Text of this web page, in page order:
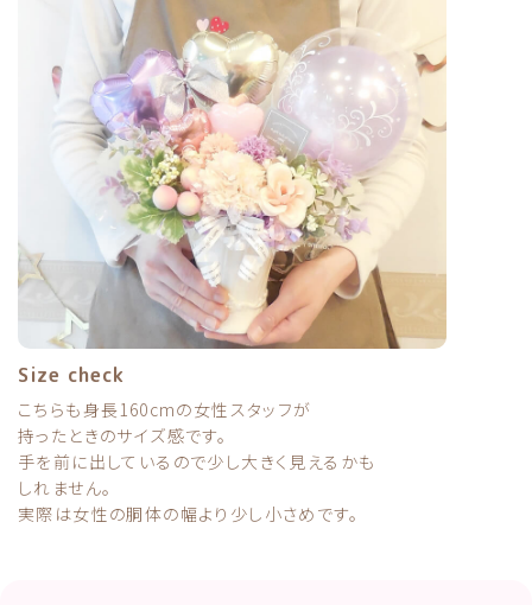
Size check
こちらも身長160cmの女性スタッフが
持ったときのサイズ感です。
手を前に出しているので少し大きく見えるかも
しれません。
実際は女性の胴体の幅より少し小さめです。